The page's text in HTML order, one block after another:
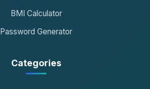
BMI Calculator
Password Generator
Categories